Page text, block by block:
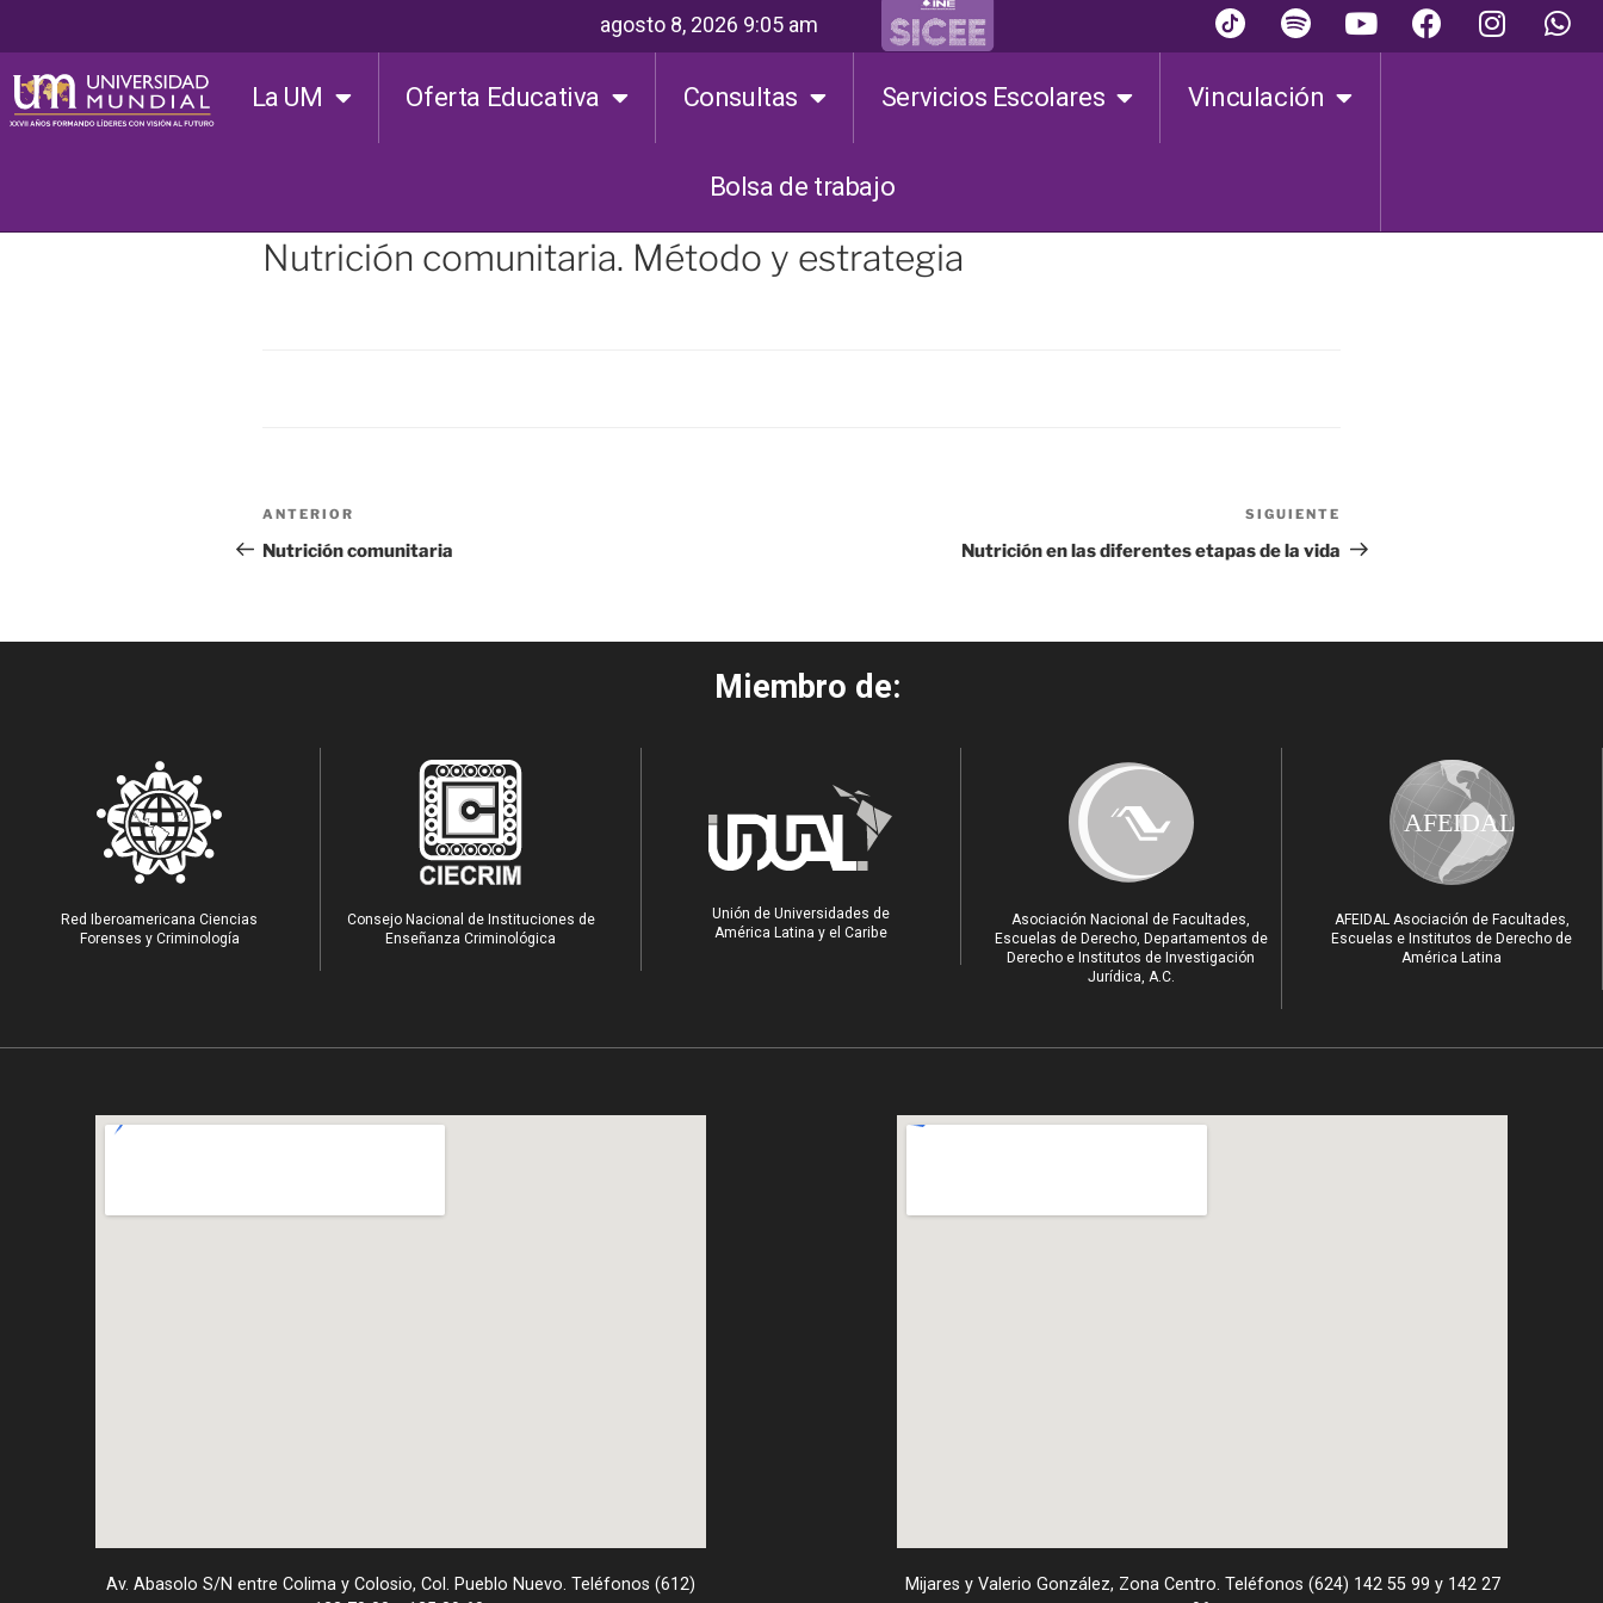
agosto 8, 2026 9:05 am
La UM Oferta Educativa Consultas Servicios Escolares Vinculación
Bolsa de trabajo
Nutrición comunitaria. Método y estrategia
ANTERIOR
Nutrición comunitaria
SIGUIENTE
Nutrición en las diferentes etapas de la vida
Miembro de:
Red Iberoamericana Ciencias
Forenses y Criminología
Consejo Nacional de Instituciones de
Enseñanza Criminológica
Unión de Universidades de
América Latina y el Caribe
Asociación Nacional de Facultades,
Escuelas de Derecho, Departamentos de
Derecho e Institutos de Investigación
Jurídica, A.C.
AFEIDAL
AFEIDAL Asociación de Facultades,
Escuelas e Institutos de Derecho de
América Latina
Av. Abasolo S/N entre Colima y Colosio, Col. Pueblo Nuevo. Teléfonos (612)
Mijares y Valerio González, Zona Centro. Teléfonos (624) 142 55 99 y 142 27